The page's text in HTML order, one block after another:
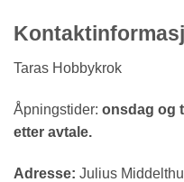
Taras Hobbykrok
Åpningstider: onsdag og
etter avtale.
Adresse: Julius